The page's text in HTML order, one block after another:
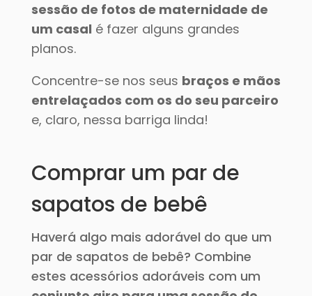
sessão de fotos de maternidade de
um casal é fazer alguns grandes
planos.
Concentre-se nos seus braços e mãos
entrelaçados com os do seu parceiro
e, claro, nessa barriga linda!
Comprar um par de
sapatos de bebê
Haverá algo mais adorável do que um
par de sapatos de bebê? Combine
estes acessórios adoráveis com um